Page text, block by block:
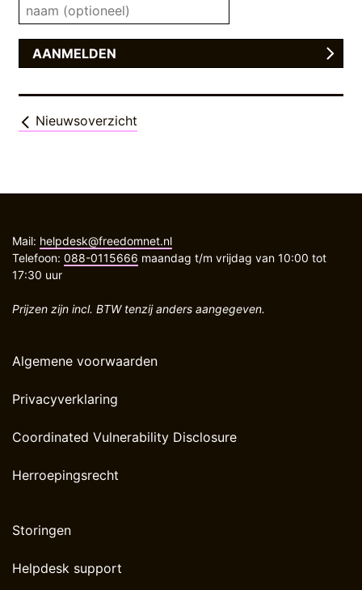
Nieuwsoverzicht
Mail: helpdesk@freedomnet.nl
Telefoon: 088-0115666 maandag t/m vrijdag van 10:00 tot
17:30 uur
Prijzen zijn incl. BTW tenzij anders aangegeven.
Algemene voorwaarden
Privacyverklaring
Coordinated Vulnerability Disclosure
Herroepingsrecht
Storingen
Helpdesk support